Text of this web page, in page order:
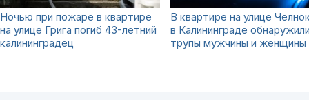
Ночью при пожаре в квартире
на улице Грига погиб 43-летний
калининградец
В квартире на улице
в Калининграде
трупы мужчины и женщины